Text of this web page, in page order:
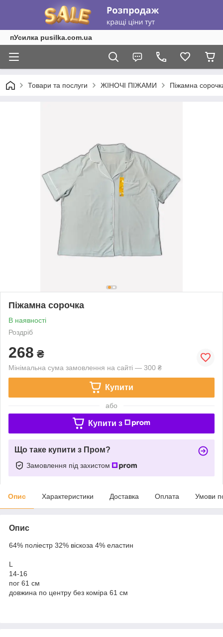
пУсилка pusilka.com.ua
Товари та послуги ЖІНОЧІ ПІЖАМИ Піжамна
Піжамна сорочка
В наявності
Роздріб
268 ₴
Мінімальна сума замовлення на сайті — 300 ₴
Купити
або
Купити з
Що таке купити з Пром?
Замовлення під захистом
Опис Характеристики Доставка Оплата Умови
Опис
64% поліестр 32% віскоза 4% еластин
L
14-16
пог 61 см
довжина по центру без коміра 61 см